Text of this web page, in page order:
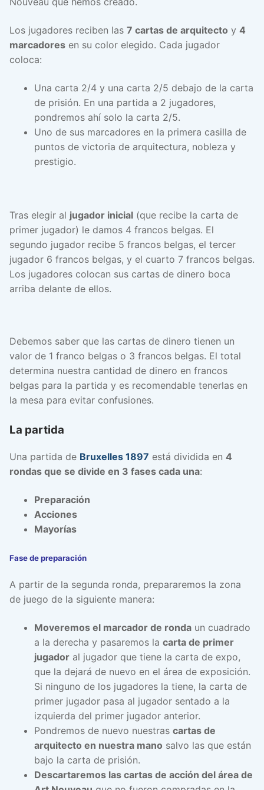
Los jugadores reciben las 7 cartas de arquitecto y 4
marcadores en su color elegido. Cada jugador
coloca:
Una carta 2/4 y una carta 2/5 debajo de la carta
de prisión. En una partida a 2 jugadores,
pondremos ahí solo la carta 2/5.
Uno de sus marcadores en la primera casilla de
puntos de victoria de arquitectura, nobleza y
prestigio.
Tras elegir al jugador inicial (que recibe la carta de
primer jugador) le damos 4 francos belgas. El
segundo jugador recibe 5 francos belgas, el tercer
jugador 6 francos belgas, y el cuarto 7 francos belgas.
Los jugadores colocan sus cartas de dinero boca
arriba delante de ellos.
Debemos saber que las cartas de dinero tienen un
valor de 1 franco belgas o 3 francos belgas. El total
determina nuestra cantidad de dinero en francos
belgas para la partida y es recomendable tenerlas en
la mesa para evitar confusiones.
La partida
Una partida de Bruxelles 1897 está dividida en 4
rondas que se divide en 3 fases cada una:
Preparación
Acciones
Mayorías
Fase de preparación
A partir de la segunda ronda, prepararemos la zona
de juego de la siguiente manera:
Moveremos el marcador de rondaun cuadrado
a la derecha y pasaremos la carta de primer
jugadoral jugador que tiene la carta de expo,
que la dejará de nuevo en el área de exposición.
Si ninguno de los jugadores la tiene, la carta de
primer jugador pasa al jugador sentado a la
izquierda del primer jugador anterior.
Pondremos de nuevo nuestras cartas de
arquitecto en nuestra mano salvo las que están
bajo la carta de prisión.
Descartaremos las cartas de acción del área de